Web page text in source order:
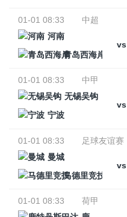
01-01 08:33
中超
河南
vs
青岛西海岸
01-01 08:33
中甲
无锡吴钩
vs
宁波
01-01 08:33
足球友谊赛
曼城
vs
马德里竞技
01-01 08:33
荷甲